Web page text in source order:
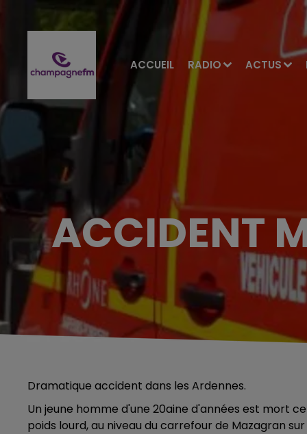
ACCUEIL RADIO ACTUS
ACCIDENT
Dramatique accident dans les Ardennes.
Un jeune homme d'une 20aine d'années est mort
poids lourd, au niveau du carrefour de Mazagran sur